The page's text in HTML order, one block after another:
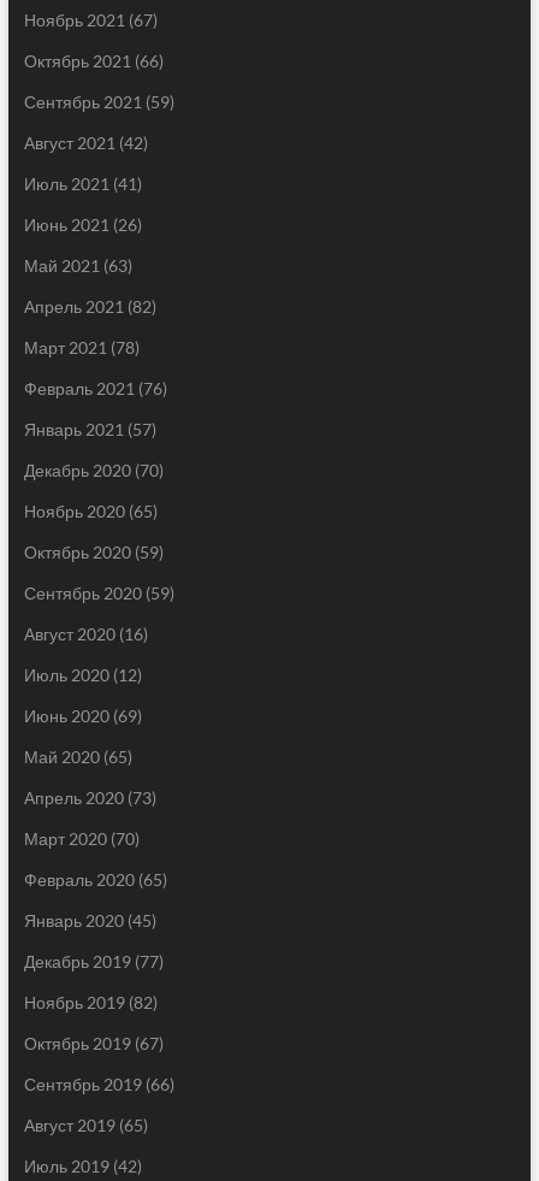
Ноябрь 2021 (67)
Октябрь 2021 (66)
Сентябрь 2021 (59)
Август 2021 (42)
Июль 2021 (41)
Июнь 2021 (26)
Май 2021 (63)
Апрель 2021 (82)
Март 2021 (78)
Февраль 2021 (76)
Январь 2021 (57)
Декабрь 2020(70)
Ноябрь 2020(65)
Октябрь 2020(59)
Сентябрь 2020(59)
Август 2020(16)
Июль 2020(12)
Июнь 2020(69)
Май 2020(65)
Апрель 2020(73)
Март 2020(70)
Февраль 2020(65)
Январь 2020(45)
Декабрь 2019(77)
Ноябрь 2019(82)
Октябрь 2019(67)
Сентябрь 2019(66)
Август 2019(65)
Июль 2019(42)